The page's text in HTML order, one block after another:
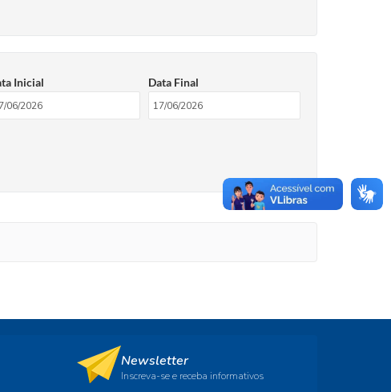
Inicial Data Final
Newsletter
Inscreva-se e receba informativos